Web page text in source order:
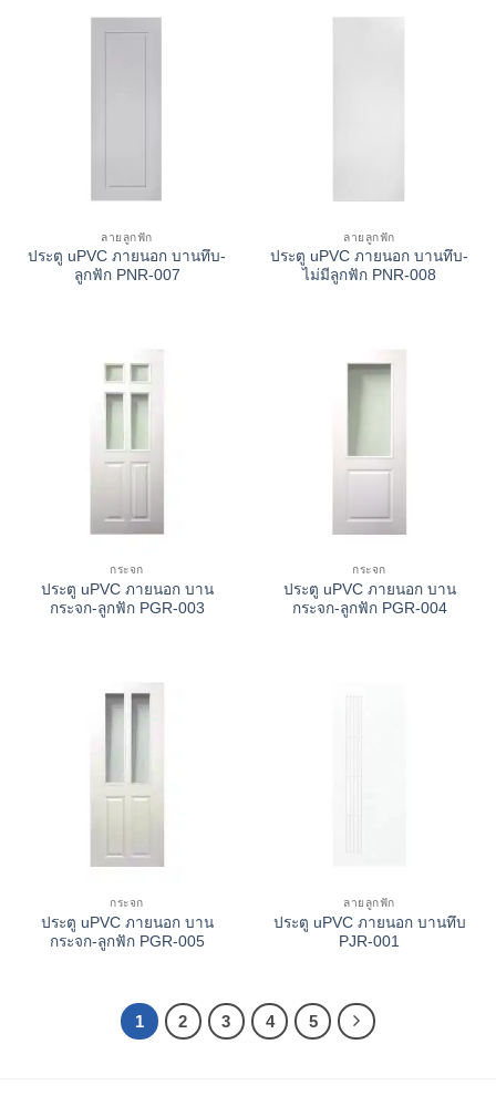
ลายลูกฟัก
ประตู uPVC ภายนอก บานทึบ-
ลูกฟัก PNR-007
ลายลูกฟัก
ประตู uPVC ภายนอก บานทึบ-
ไม่มีลูกฟัก PNR-008
กระจก
ประตู uPVC ภายนอก บาน
กระจก-ลูกฟัก PGR-003
กระจก
ประตู uPVC ภายนอก บาน
กระจก-ลูกฟัก PGR-004
กระจก
ประตู uPVC ภายนอก บาน
กระจก-ลูกฟัก PGR-005
ลายลูกฟัก
ประตู uPVC ภายนอก บานทึบ
PJR-001
1 2 3 4 5